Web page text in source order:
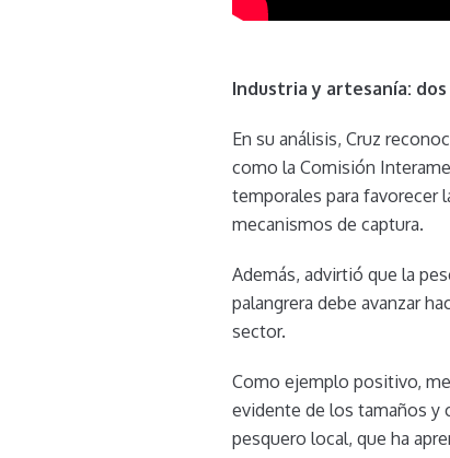
Industria y artesanía:
En su análisis, Cruz
como la Comisión
temporales para favorecer
mecanismos de captura.
Además, advirtió que la
palangrera debe avanzar
sector.
Como ejemplo positivo,
evidente de los tamaños y
pesquero local, que ha